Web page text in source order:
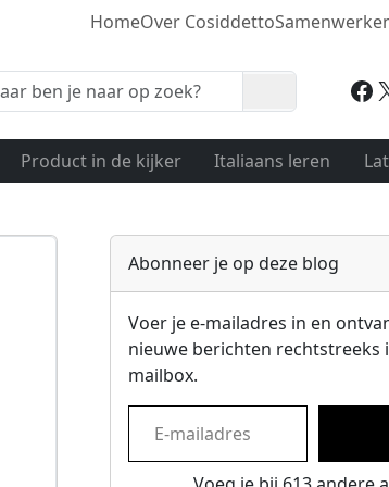
HomeOver Cosiddetto
Zoeken
X
Product in de kijker Italiaans leren
Abonneer je op deze blog
Voer je e-mailadres in en
nieuwe berichten rechtstreeks
mailbox.
E-mailadres